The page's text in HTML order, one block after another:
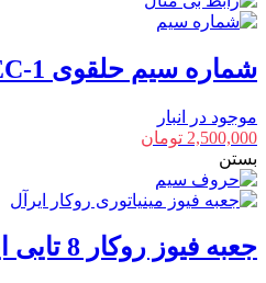
شماره سیم حلقوی EC-1
موجود در انبار
2,500,000 تومان
بستن
جعبه فیوز روکار 8 تایی ایرآل